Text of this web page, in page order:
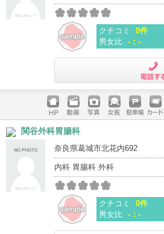
クチコミ
0件
男女比 -：-
ホームペ
ージ
動画 写真 女医 駐車場
クレジッ
関谷外科胃腸科
奈良県葛城市北花内692
内科 胃腸科 外科
クチコミ
0件
男女比 -：-